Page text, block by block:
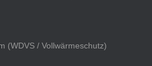
(WDVS / Vollwärmeschutz)